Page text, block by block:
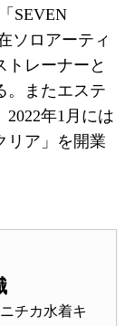
SEVEN
ソロアーティ
トレーナーと
。またエステ
年1月には
リア」を開業
チカ水着キ